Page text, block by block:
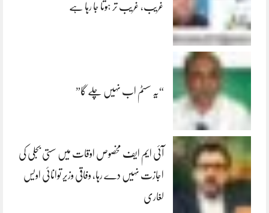
غریب، غریب تر ہوتا جا رہا ہے
“یہ سسٹم اب نہیں چلے گا”
آئی ایم ایف مخصوص اوقات میں سستی بجلی کی
اجازت نہیں دے رہا، وفاقی وزیر توانائی اویس
لغاری